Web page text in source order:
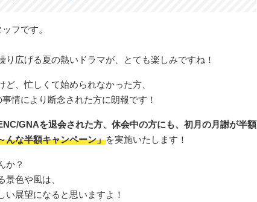
フです。
広げる夏の熱いドラマが、とても楽しみですね！
、忙しくて始められなかった方、
情により断念された方に朗報です！
GNAを退会された方、休会中の方にも、初月の月謝が半額
んな半額キャンペーン」を実施いたします！
か？
色や風は、
展望になると思いますよ！